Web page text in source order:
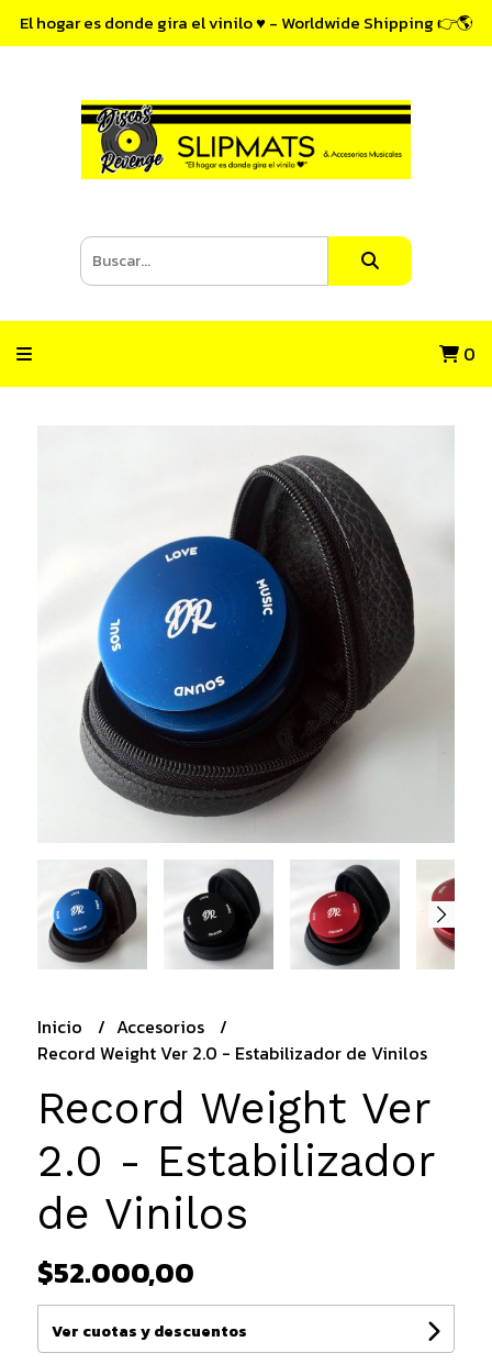
El hogar es donde gira el vinilo ♥ - Worldwide Shipping 👉🌎
0
Inicio
Accesorios
Record Weight Ver 2.0 - Estabilizador de Vinilos
Record Weight Ver
2.0 - Estabilizador
de Vinilos
$52.000,00
Ver cuotas y descuentos